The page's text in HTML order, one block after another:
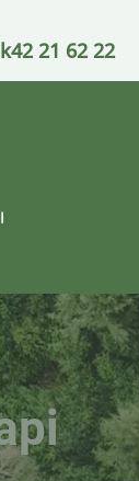
42 21 62 22